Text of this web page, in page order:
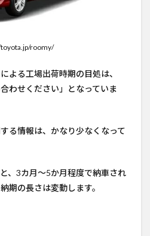
roomy/
よる工場出荷時期の目処は、
わせください」となっていま
る情報は、かなり少なくなって
、3カ月～5か月程度で納車され
期の長さは変動します。